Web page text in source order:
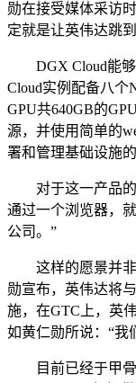
勋在接受媒体采访
定就是让英伟达跳
DGX Cloud能够
Cloud实例配备八个
GPU共640GB的
源，并使用简单的
署和管理基础设施
对于这一产品的
通过一个浏览器，
公司。”
这样的愿景并非
勋宣布，英伟达将
施，在GTC上，英
如黄仁勋所说：“我
目前已经于甲骨